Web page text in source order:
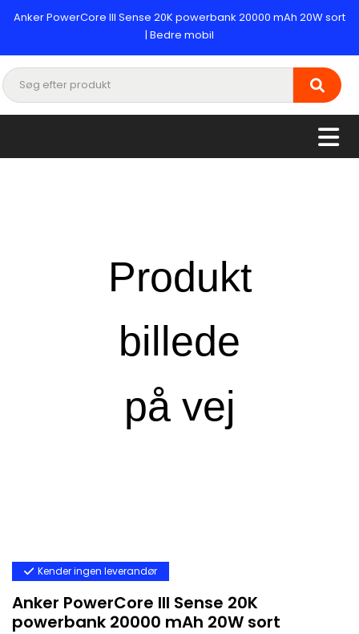
Anker PowerCore III Sense 20K powerbank 20000 mAh 20W sort
| Bedre mobil
Kender ingen leverandør
Anker PowerCore III Sense 20K
powerbank 20000 mAh 20W sort